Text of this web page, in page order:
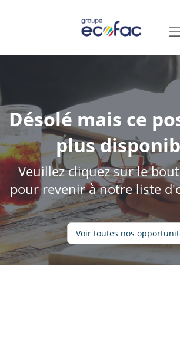
Désolé mais ce
plus
Veuillez cliquez sur le
pour revenir à notre liste
Voir toutes nos